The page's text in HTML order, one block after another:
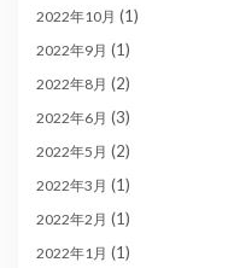
2022年10月 (1)
2022年9月 (1)
2022年8月 (2)
2022年6月 (3)
2022年5月 (2)
2022年3月 (1)
2022年2月 (1)
2022年1月 (1)